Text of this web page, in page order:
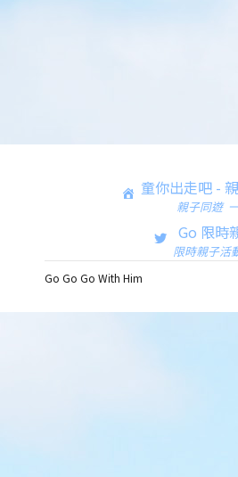
童你出走吧 -
親子同遊
Go 限時
限時親子活
Go Go Go With Him